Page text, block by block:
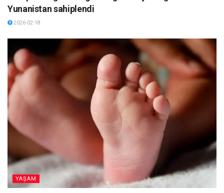
Yunanistan sahiplendi
2026-02-18
YAŞAM